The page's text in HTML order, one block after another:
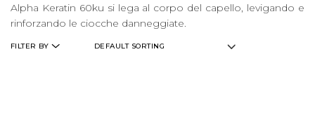
FRAGRANCE
Alpha Keratin 60ku si lega al corpo del capello, levigando e
rinforzando le ciocche danneggiate.
FILTER BY